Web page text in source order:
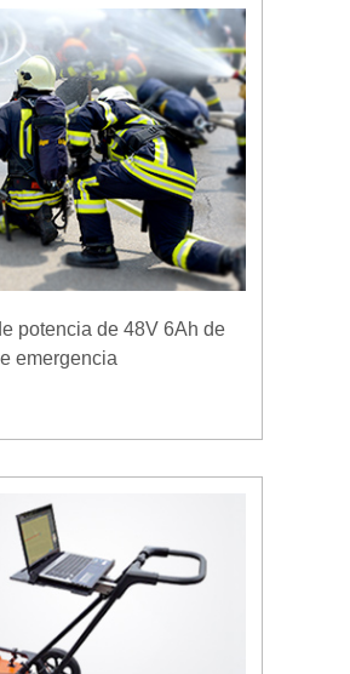
potencia de 48V 6Ah de
emergencia